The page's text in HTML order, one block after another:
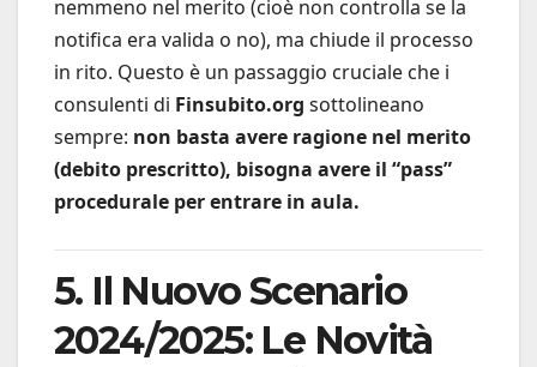
nemmeno nel merito (cioè non controlla se la
notifica era valida o no), ma chiude il processo
in rito. Questo è un passaggio cruciale che i
consulenti di Finsubito.org sottolineano
sempre: non basta avere ragione nel merito
(debito prescritto), bisogna avere il “pass”
procedurale per entrare in aula.
5. Il Nuovo Scenario
2024/2025: Le Novità